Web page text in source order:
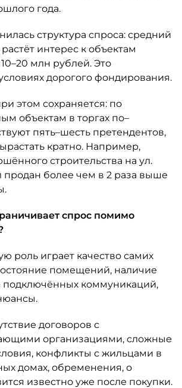
года.
структура спроса: средний
интерес к объектам
млн рублей. Это
дорогого фондирования.
этом сохраняется: по
объектам в торгах по–
пять–шесть претендентов,
кратно. Например,
строительства на ул.
более чем в 2 раза выше
спрос помимо
роль играет качество самих
помещений, наличие
подключённых коммуникаций,
договоров с
организациями, сложные
конфликты с жильцами в
домах, обременения, о
известно уже после покупки.